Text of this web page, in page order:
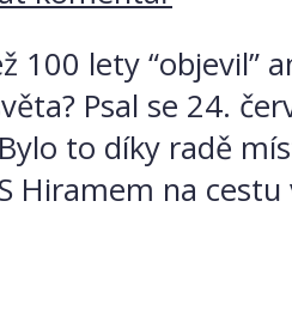
100 lety
Psal se 24.
to díky radě
Hiramem na cestu